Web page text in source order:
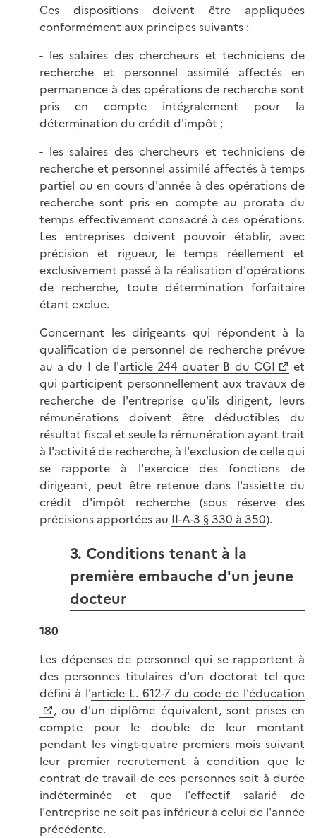
Ces dispositions doivent être appliquées
conformément aux principes suivants :
- les salaires des chercheurs et techniciens de
recherche et personnel assimilé affectés en
permanence à des opérations de recherche sont
pris en compte intégralement pour la
détermination du crédit d'impôt ;
- les salaires des chercheurs et techniciens de
recherche et personnel assimilé affectés à temps
partiel ou en cours d'année à des opérations de
recherche sont pris en compte au prorata du
temps effectivement consacré à ces opérations.
Les entreprises doivent pouvoir établir, avec
précision et rigueur, le temps réellement et
exclusivement passé à la réalisation d'opérations
de recherche, toute détermination forfaitaire
étant exclue.
Concernant les dirigeants qui répondent à la
qualification de personnel de recherche prévue
au a du I de l'article 244 quater B du CGI
et
qui participent personnellement aux travaux de
recherche de l'entreprise qu'ils dirigent, leurs
rémunérations doivent être déductibles du
résultat fiscal et seule la rémunération ayant trait
à l'activité de recherche, à l'exclusion de celle qui
se rapporte à l'exercice des fonctions de
dirigeant, peut être retenue dans l'assiette du
crédit d'impôt recherche (sous réserve des
précisions apportées au II-A-3 § 330 à 350).
3. Conditions tenant à la
première embauche d'un jeune
docteur
180
Les dépenses de personnel qui se rapportent à
des personnes titulaires d'un doctorat tel que
défini à l'article L. 612-7 du code de l'éducation
, ou d'un diplôme équivalent, sont prises en
compte pour le double de leur montant
pendant les vingt-quatre premiers mois suivant
leur premier recrutement à condition que le
contrat de travail de ces personnes soit à durée
indéterminée et que l'effectif salarié de
l'entreprise ne soit pas inférieur à celui de l'année
précédente.